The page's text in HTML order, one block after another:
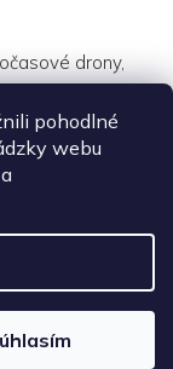
pohodlné
webu
drony,
vyhradené.Upraviť